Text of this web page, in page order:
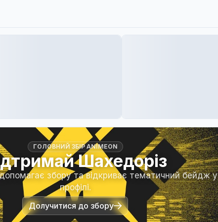
ГОЛОВНИЙ ЗБІР ANIMEON
Шахедоріз
збору та відкриває тематичний бейдж у
профілі.
Долучитися до збору